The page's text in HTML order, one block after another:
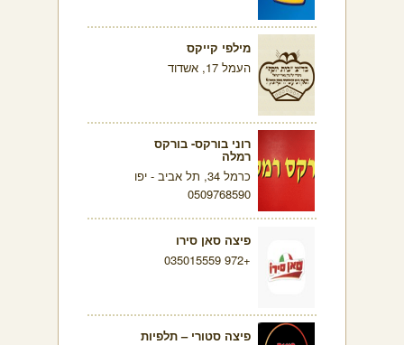
מילפי קייקס
העמל 17, אשדוד
רוני בורקס- בורקס
רמלה
כרמל 34, תל אביב - יפו
0509768590
פיצה סאן סירו
+972 035015559
פיצה סטורי – תלפיות